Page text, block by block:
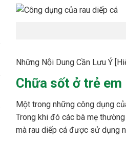
Những Nội Dung Cần Lưu Ý
Chữa sốt ở trẻ em
Một trong những công dụng
Trong khi đó các bà mẹ
mà rau diếp cá được sử dụng